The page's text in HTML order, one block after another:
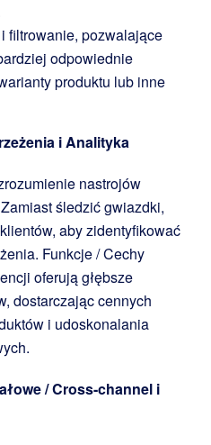
filtrowanie, pozwalające
odpowiednie
produktu lub inne
i Analityka
nastrojów
śledzić gwiazdki,
aby zidentyfikować
Funkcje / Cechy
oferują głębsze
dostarczając cennych
i udoskonalania
/ Cross-channel i